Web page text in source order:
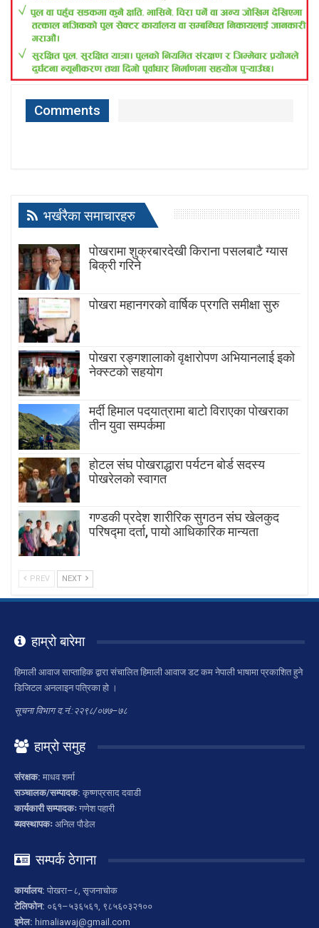
Comments
भर्खरैका समाचारहरु
पोखरामा शुक्रबारदेखी किराना पसलबाटै ग्यास
बिक्री गरिने
पोखरा महानगरको वार्षिक प्रगति समीक्षा सुरु
पोखरा रङ्गशालाको वृक्षारोपण अभियानलाई इको
नेक्स्टको सहयोग
मर्दी हिमाल पदयात्रामा बाटाे विराएका पाेखराका
तीन युवा सम्पर्कमा
होटल संघ पोखराद्धारा पर्यटन बोर्ड सदस्य
पोखरेलको स्वागत
गण्डकी प्रदेश शारीरिक सुगठन संघ खेलकुद
परिषद्मा दर्ता, पायाे आधिकारिक मान्यता
PREV NEXT
हाम्रो बारेमा
हिमाली आवाज साप्ताहिक द्वारा संचालित हिमाली आवाज डट कम नेपाली भाषामा प्रकाशित हुने
डिजिटल अनलाइन पत्रिका हो ।
सूचना विभाग द.नं.:२२९८/०७७–७८
हाम्रो समुह
संरक्षक: माधव शर्मा
सञ्चालक/सम्पादक: कृष्णप्रसाद दवाडी
कार्यकारी सम्पादकः गणेश पहारी
ब्यवस्थापकः अनिल पौडेल
सम्पर्क ठेगाना
कार्यालय: पोखरा–८, सृजनाचोक
टेलिफोन: ०६१–५३६५६१, ९८५६०३२१००
इमेल: himaliawaj@gmail.com